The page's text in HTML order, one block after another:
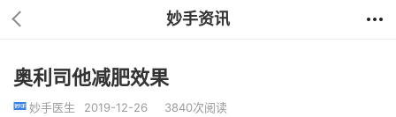
妙手资讯
奥利司他减肥效果
妙手医生 2019-12-26 3840次阅读